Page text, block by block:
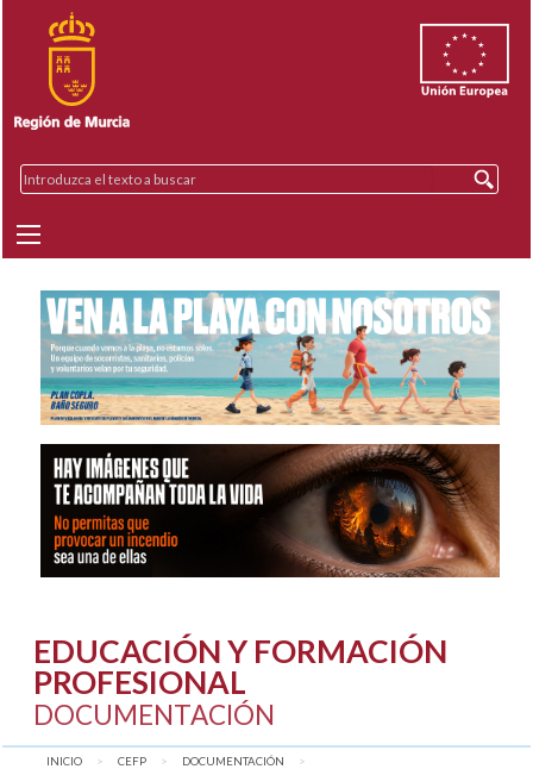
EDUCACIÓN Y FORMACIÓN
PROFESIONAL
DOCUMENTACIÓN
INICIO CEFP
DOCUMENTACIÓN